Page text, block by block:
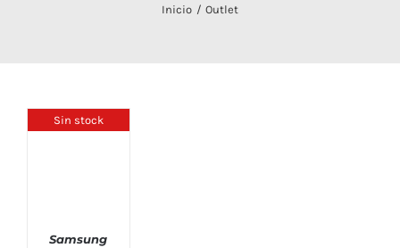
Inicio Outlet
Sin stock
Samsung